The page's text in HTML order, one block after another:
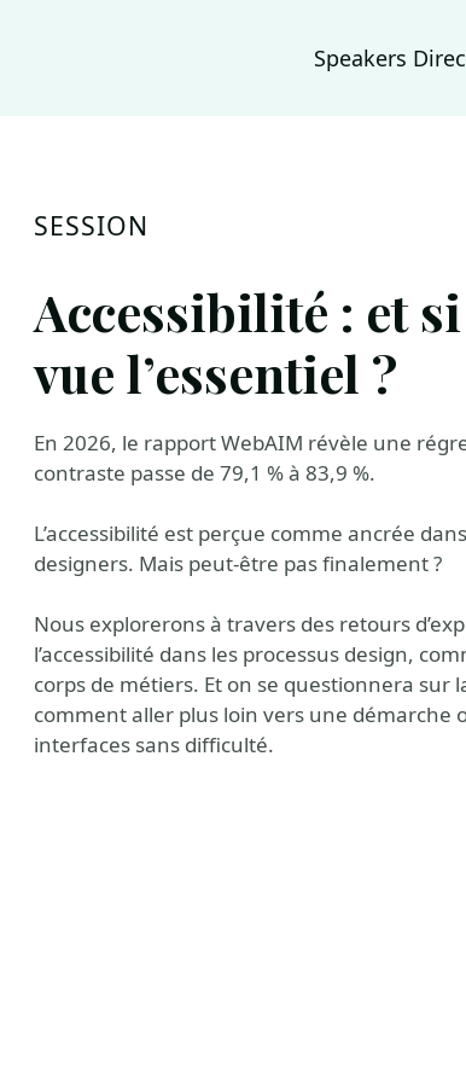
Speakers
SESSION
Accessibilité : et
vue l’essentiel ?
En 2026, le rapport WebAIM révèle une
contraste passe de 79,1 % à 83,9 %.
L’accessibilité est perçue comme ancrée
designers. Mais peut-être pas finalement ?
Nous explorerons à travers des retours
l’accessibilité dans les processus design,
corps de métiers. Et on se questionnera sur
comment aller plus loin vers une
interfaces sans difficulté.